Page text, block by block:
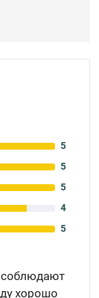
5
5
5
4
5
соблюдают
хорошо